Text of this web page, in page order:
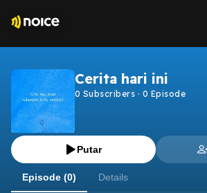
Cerita hari ini
0 Subscribers · 0 Episode
Putar
Episode (0) Details